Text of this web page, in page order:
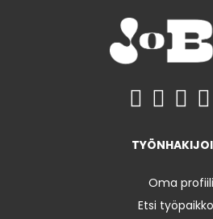
Oma profiili
Etsi